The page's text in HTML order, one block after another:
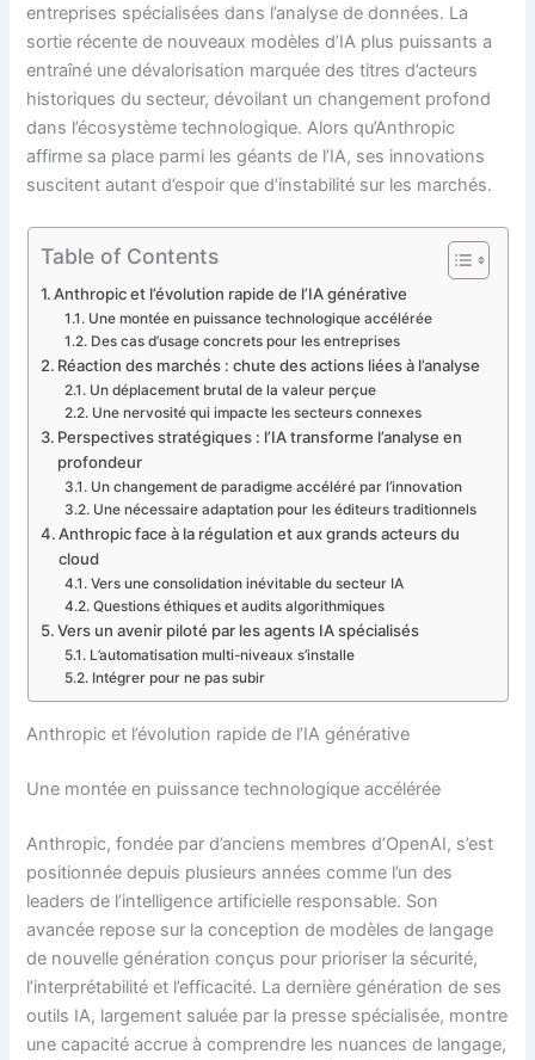
entreprises spécialisées dans l’analyse de données. La
sortie récente de nouveaux modèles d’IA plus puissants a
entraîné une dévalorisation marquée des titres d’acteurs
historiques du secteur, dévoilant un changement profond
dans l’écosystème technologique. Alors qu’Anthropic
affirme sa place parmi les géants de l’IA, ses innovations
suscitent autant d’espoir que d’instabilité sur les marchés.
Table of Contents
Anthropic et l’évolution rapide de l’IA générative
Une montée en puissance technologique accélérée
Des cas d’usage concrets pour les entreprises
Réaction des marchés : chute des actions liées à l’analyse
Un déplacement brutal de la valeur perçue
Une nervosité qui impacte les secteurs connexes
Perspectives stratégiques : l’IA transforme l’analyse en
profondeur
Un changement de paradigme accéléré par l’innovation
Une nécessaire adaptation pour les éditeurs traditionnels
Anthropic face à la régulation et aux grands acteurs du
cloud
Vers une consolidation inévitable du secteur IA
Questions éthiques et audits algorithmiques
Vers un avenir piloté par les agents IA spécialisés
L’automatisation multi-niveaux s’installe
Intégrer pour ne pas subir
Anthropic et l’évolution rapide de l’IA générative
Une montée en puissance technologique accélérée
Anthropic, fondée par d’anciens membres d’OpenAI, s’est
positionnée depuis plusieurs années comme l’un des
leaders de l’intelligence artificielle responsable. Son
avancée repose sur la conception de modèles de langage
de nouvelle génération conçus pour prioriser la sécurité,
l’interprétabilité et l’efficacité. La dernière génération de ses
outils IA, largement saluée par la presse spécialisée, montre
une capacité accrue à comprendre les nuances de langage,